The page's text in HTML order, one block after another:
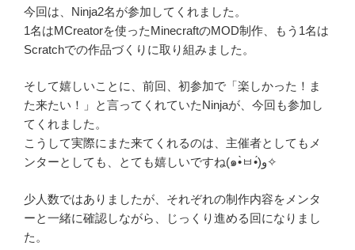
今回は、Ninja2名が参加してくれました。
1名はMCreatorを使ったMinecraftのMOD制作、もう1名は
Scratchでの作品づくりに取り組みました。
そして嬉しいことに、前回、初参加で「楽しかった！ま
た来たい！」と言ってくれていたNinjaが、今回も参加し
てくれました。
こうして実際にまた来てくれるのは、主催者としてもメ
ンターとしても、とても嬉しいですね(๑•̀ㅂ•́)و✧
少人数ではありましたが、それぞれの制作内容をメンタ
ーと一緒に確認しながら、じっくり進める回になりまし
た。